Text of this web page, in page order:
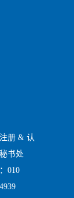
册 & 认
书处
010